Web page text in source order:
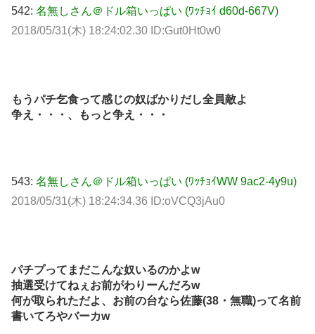
542: 名無しさん＠ドル箱いっぱい (ﾜｯﾁｮｲ d60d-667V)
2018/05/31(木) 18:24:02.30 ID:Gut0Ht0w0
もうパチ乞食って感じの奴ばかりだし全員敵よ
争え・・・、もっと争え・・・
543: 名無しさん＠ドル箱いっぱい (ﾜｯﾁｮｲWW 9ac2-4y9u)
2018/05/31(木) 18:24:34.36 ID:oVCQ3jAu0
パチプってまだこんな奴いるのかよw
抽選受けてねぇお前がわりーんだろw
何が取られただよ、お前の台なら佐藤(38・無職)って名前
書いてろやバーカw